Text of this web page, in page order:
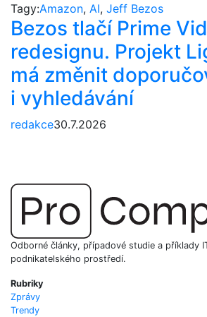
Tagy:Amazon, AI, Jeff Bezos
Bezos tlačí Prime
redesignu. Projekt
má změnit
i vyhledávání
redakce30.7.2026
Odborné články, případové studie a příklady
podnikatelského prostředí.
Rubriky
Zprávy
Trendy